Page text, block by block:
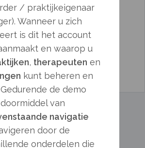
edit
deze
delete
/ praktijkeigenaar
Wanneer u zich
is dit het account
en waarop u
, therapeuten en
kunt beheren en
de demo
van
navigatie
door de
onderdelen die